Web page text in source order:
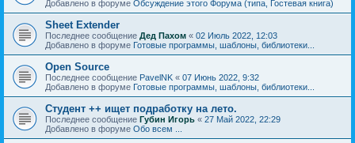
Добавлено в форуме Обсуждение этого Форума (типа, Гостевая книга)
Sheet Extender
Последнее сообщение Дед Пахом « 02 Июль 2022, 12:03
Добавлено в форуме Готовые программы, шаблоны, библиотеки...
Open Source
Последнее сообщение PavelNK « 07 Июнь 2022, 9:32
Добавлено в форуме Готовые программы, шаблоны, библиотеки...
Студент ++ ищет подработку на лето.
Последнее сообщение Губин Игорь « 27 Май 2022, 22:29
Добавлено в форуме Обо всем ...